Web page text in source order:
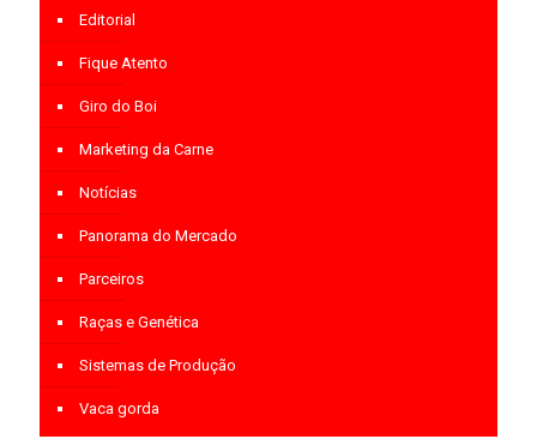
Editorial
Fique Atento
Giro do Boi
Marketing da Carne
Notícias
Panorama do Mercado
Parceiros
Raças e Genética
Sistemas de Produção
Vaca gorda